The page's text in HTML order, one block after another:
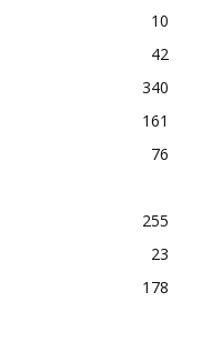
10
42
340
161
76
255
23
178